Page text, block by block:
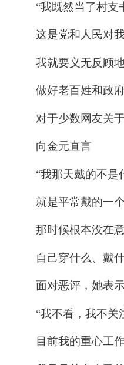
“我既然当了村支
这是党和人民对
我就要义无反顾
做好老百姓和政
对于少数网友关
向金元直言
“我那天戴的不是
就是平常戴的一
那时候根本没在意
自己穿什么、戴
面对恶评，她表
“我不看，我不关
目前我的重心工